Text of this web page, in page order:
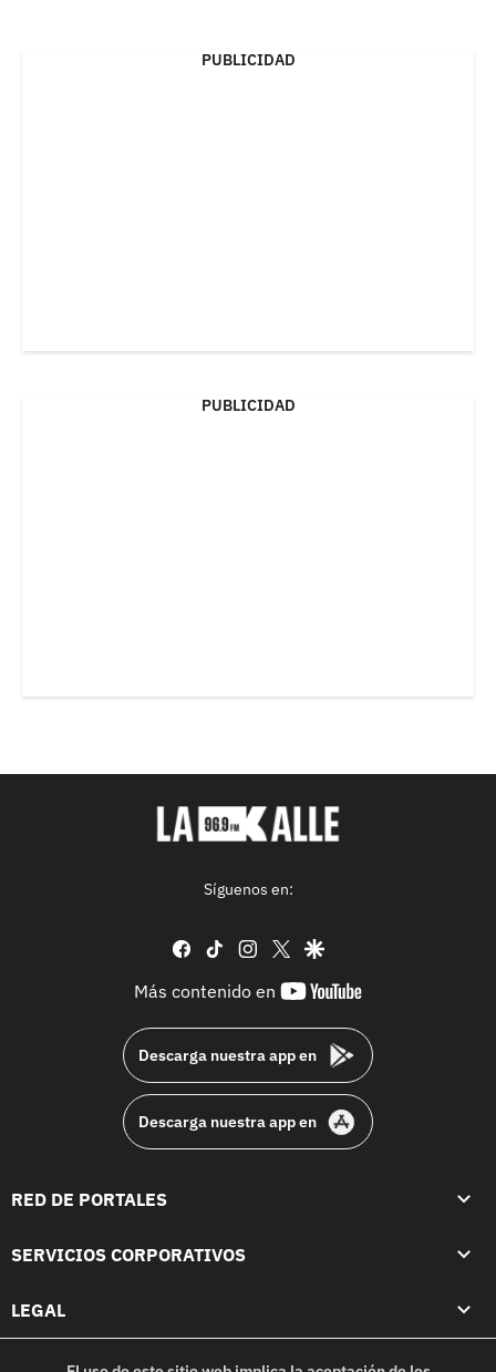
PUBLICIDAD
PUBLICIDAD
Síguenos en:
facebook
tiktok instagram
twittergoogle
Más contenido en
youtube-
Descarga nuestra app en
Descarga nuestra app en
RED DE PORTALES
SERVICIOS CORPORATIVOS
LEGAL